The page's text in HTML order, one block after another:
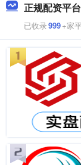
正规配资平
已收录999+家